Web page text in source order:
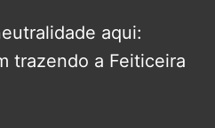
aqui:
trazendo a Feiticeira